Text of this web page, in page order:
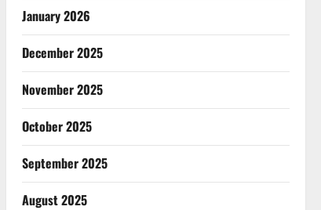
January 2026
December 2025
November 2025
October 2025
September 2025
August 2025